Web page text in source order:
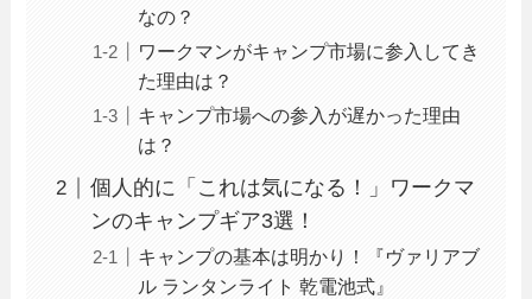
なの？
ワークマンがキャンプ市場に参入してき
た理由は？
キャンプ市場への参入が遅かった理由
は？
個人的に「これは気になる！」ワークマ
ンのキャンプギア3選！
キャンプの基本は明かり！『ヴァリアブ
ル ランタンライト 乾電池式』